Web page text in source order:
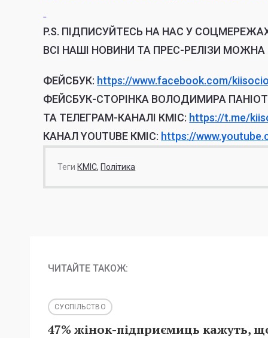
P.S. ПІДПИСУЙТЕСЬ НА НАС У
ВСІ НАШІ НОВИНИ ТА ПРЕС-РЕЛІЗИ
ФЕЙСБУК: https://www.facebook.com/
ФЕЙСБУК-СТОРІНКА ВОЛОДИМИРА
ТА ТЕЛЕГРАМ-КАНАЛІ КМІС: https://t.me/
КАНАЛ YOUTUBE КМІС: https://
Теги КМІС Політика
ЧИТАЙТЕ ТАКОЖ:
СУСПІЛЬСТВО
47% жінок-підприємиць кажуть,